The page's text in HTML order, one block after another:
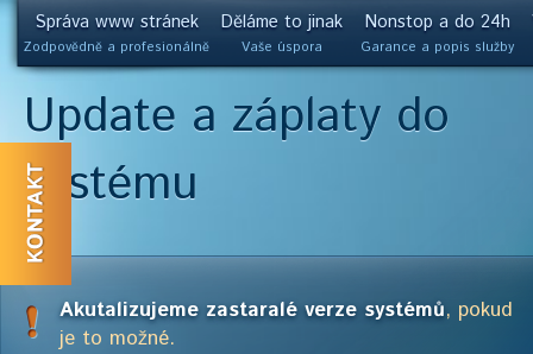
Správa www stránek
Zodpovědně a profesionálně
Děláme to jinak
Vaše úspora
Nonstop a do 24h
Garance a popis služby
Update a záplaty do
systému
Akutalizujeme zastaralé verze systémů, pokud
je to možné.